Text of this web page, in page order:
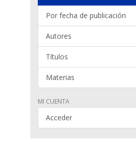
Por fecha de publicación
Autores
Títulos
Materias
MI CUENTA
Acceder